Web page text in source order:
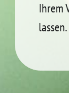
Ihrem
lassen.